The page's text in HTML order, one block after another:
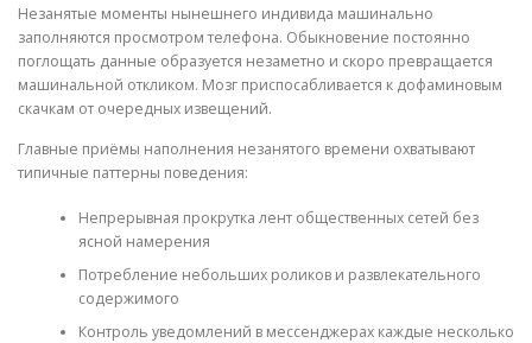
Незанятые моменты нынешнего индивида машинально
заполняются просмотром телефона. Обыкновение постоянно
поглощать данные образуется незаметно и скоро превращается
машинальной откликом. Мозг приспосабливается к дофаминовым
скачкам от очередных извещений.
Главные приёмы наполнения незанятого времени охватывают
типичные паттерны поведения:
Непрерывная прокрутка лент общественных сетей без
ясной намерения
Потребление небольших роликов и развлекательного
содержимого
Контроль уведомлений в мессенджерах каждые несколько